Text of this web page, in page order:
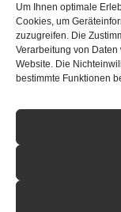
Um Ihnen optimale
Cookies, um
zuzugreifen. Die
Verarbeitung von
Website. Die
bestimmte Funktionen